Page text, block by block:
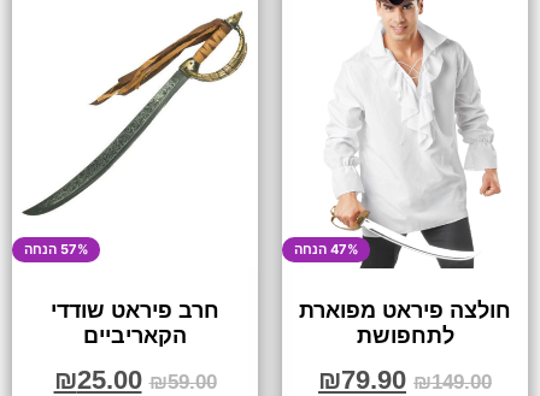
47% הנחה
חולצה פיראט מפוארת
לתחפושת
₪149.00
₪79.90
57% הנחה
חרב פיראט שודדי
הקאריביים
₪59.00
₪25.00